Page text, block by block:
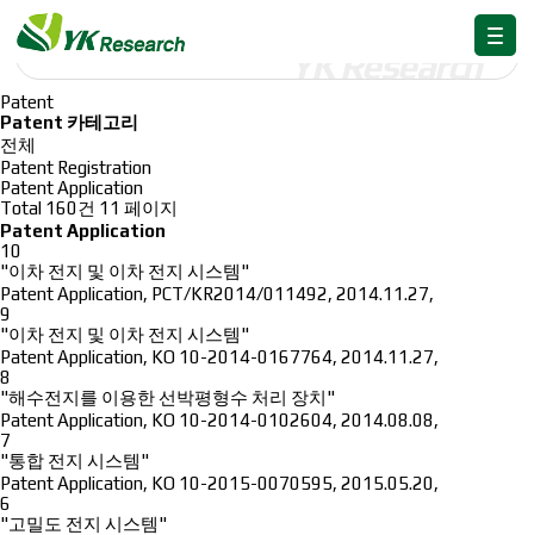
Publication
Publication
Patent
Patent 카테고리
전체
Patent Registration
Patent Application
Total 160건 11 페이지
Patent Application
10
"이차 전지 및 이차 전지 시스템"
Patent Application, PCT/KR2014/011492, 2014.11.27,
9
"이차 전지 및 이차 전지 시스템"
Patent Application, KO 10-2014-0167764, 2014.11.27,
8
"해수전지를 이용한 선박평형수 처리 장치"
Patent Application, KO 10-2014-0102604, 2014.08.08,
7
"통합 전지 시스템"
Patent Application, KO 10-2015-0070595, 2015.05.20,
6
"고밀도 전지 시스템"